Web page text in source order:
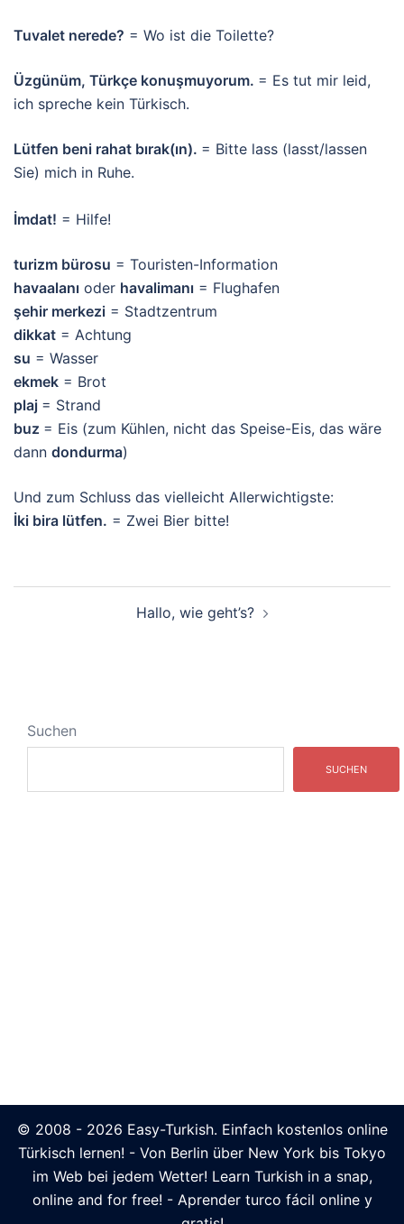
Tuvalet nerede? = Wo ist die Toilette?
Üzgünüm, Türkçe konuşmuyorum. = Es tut mir leid,
ich spreche kein Türkisch.
Lütfen beni rahat bırak(ın). = Bitte lass (lasst/lassen
Sie) mich in Ruhe.
İmdat! = Hilfe!
turizm bürosu = Touristen-Information
havaalanı oder havalimanı = Flughafen
şehir merkezi = Stadtzentrum
dikkat = Achtung
su = Wasser
ekmek = Brot
plaj = Strand
buz = Eis (zum Kühlen, nicht das Speise-Eis, das wäre
dann dondurma)
Und zum Schluss das vielleicht Allerwichtigste:
İki bira lütfen. = Zwei Bier bitte!
Hallo, wie geht’s?
Suchen
SUCHEN
© 2008 - 2026 Easy-Turkish. Einfach kostenlos online
Türkisch lernen! - Von Berlin über New York bis Tokyo
im Web bei jedem Wetter! Learn Turkish in a snap,
online and for free! - Aprender turco fácil online y